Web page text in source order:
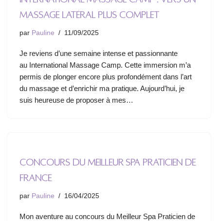
massage latéral plus complet
par Pauline 11/09/2025
Je reviens d’une semaine intense et passionnante
au International Massage Camp. Cette immersion m’a
permis de plonger encore plus profondément dans l’art
du massage et d’enrichir ma pratique. Aujourd’hui, je
suis heureuse de proposer à mes…
Concours du meilleur SPA Praticien de
France
par Pauline 16/04/2025
Mon aventure au concours du Meilleur Spa Praticien de